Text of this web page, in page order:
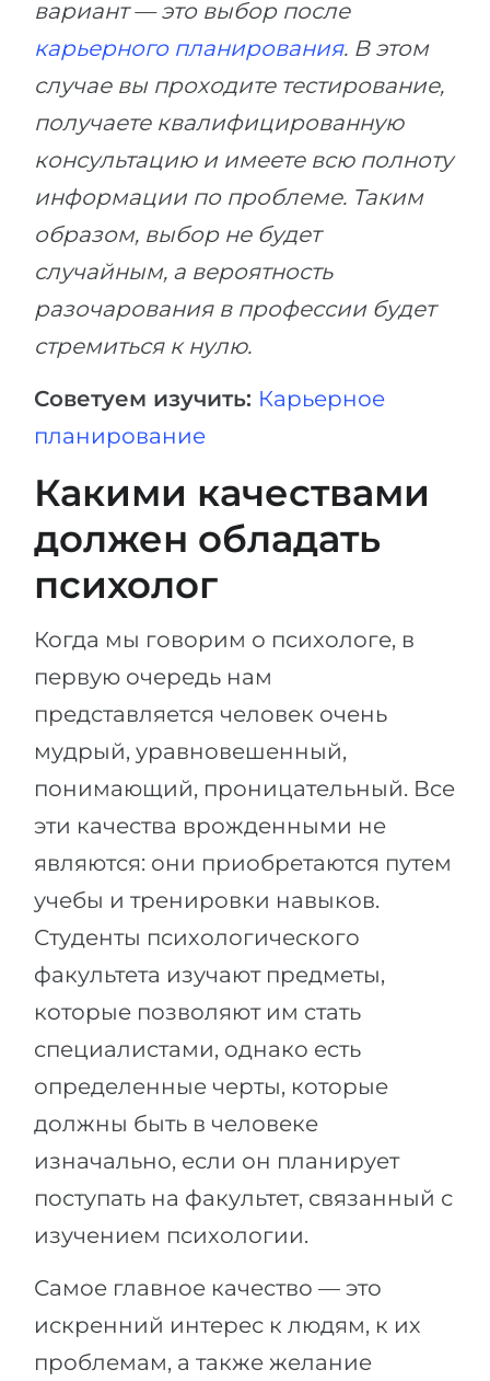
вариант — это выбор после
карьерного планирования. В этом
случае вы проходите тестирование,
получаете квалифицированную
консультацию и имеете всю полноту
информации по проблеме. Таким
образом, выбор не будет
случайным, а вероятность
разочарования в профессии будет
стремиться к нулю.
Советуем изучить: Карьерное
планирование
Какими качествами
должен обладать
психолог
Когда мы говорим о психологе, в
первую очередь нам
представляется человек очень
мудрый, уравновешенный,
понимающий, проницательный. Все
эти качества врожденными не
являются: они приобретаются путем
учебы и тренировки навыков.
Студенты психологического
факультета изучают предметы,
которые позволяют им стать
специалистами, однако есть
определенные черты, которые
должны быть в человеке
изначально, если он планирует
поступать на факультет, связанный с
изучением психологии.
Самое главное качество — это
искренний интерес к людям, к их
проблемам, а также желание